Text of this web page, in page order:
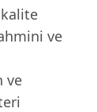
ve
ve